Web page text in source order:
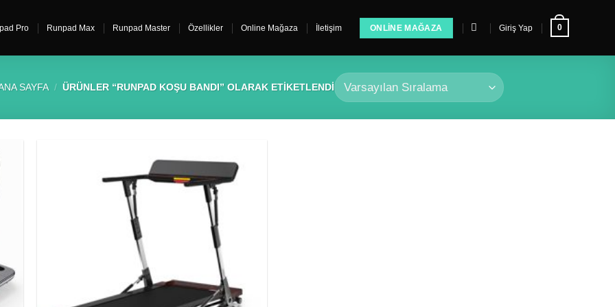
Pro Runpad Max Runpad Master Özellikler Online Mağaza İletişim ONLINE MAĞAZA Giriş Yap 0
SAYFA / ÜRÜNLER “RUNPAD KOŞU BANDI” OLARAK ETIKETLENDI